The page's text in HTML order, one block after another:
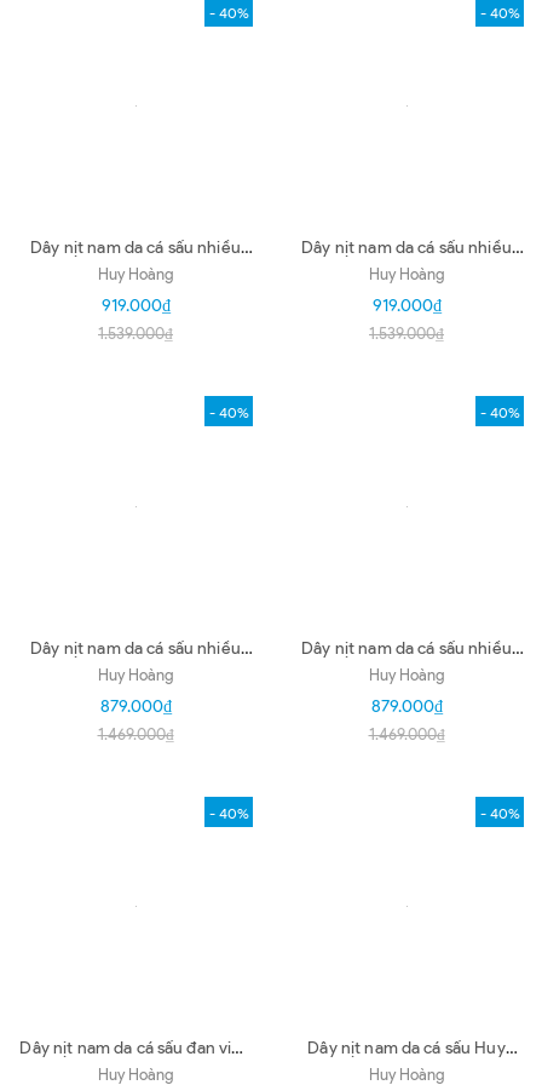
- 40%
Dây nịt nam da cá sấu nhiều
loại màu nâu đất HD4812-16-
20-24-31-36-48-58-59
Huy Hoàng
919.000₫
1.539.000₫
- 40%
Dây nịt nam da cá sấu nhiều
loại màu đen HD4847-56-57-
60-61-64-68-72-76
Huy Hoàng
919.000₫
1.539.000₫
- 40%
Dây nịt nam da cá sấu nhiều
loại màu vàng bò HD4851-53-
66-70-74-78
Huy Hoàng
879.000₫
1.469.000₫
- 40%
Dây nịt nam da cá sấu nhiều
loại màu vàng bò HD4851-53-
66-70-74-78
Huy Hoàng
879.000₫
1.469.000₫
- 40%
Dây nịt nam da cá sấu đan viền
3,5P gai màu đen, nâu đất, nâu
Huy Hoàng
- 40%
Dây nịt nam da cá sấu Huy
Hoàng đan viền 3,5P gai màu
Huy Hoàng